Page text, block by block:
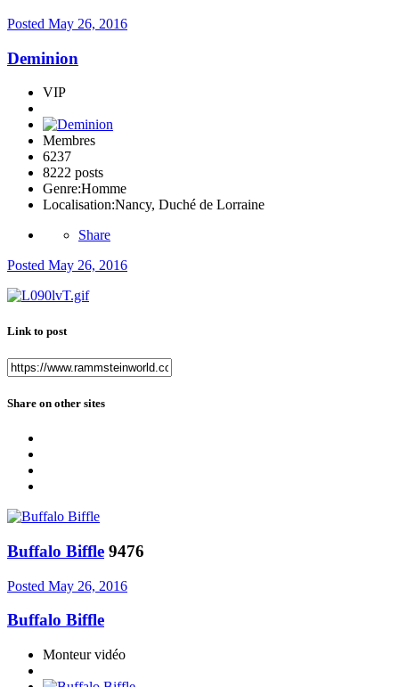
Posted May 26, 2016
Deminion
VIP
Membres
6237
8222 posts
Genre:Homme
Localisation:Nancy, Duché de Lorraine
Share
Posted May 26, 2016
Link to post
Share on other sites
Buffalo Biffle 9476
Posted May 26, 2016
Buffalo Biffle
Monteur vidéo